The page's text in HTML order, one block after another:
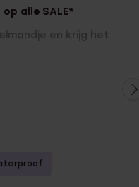
alle SALE*
en krijg het